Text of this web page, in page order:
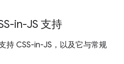
in-JS 支持
持 CSS-in-JS，以及它与常规